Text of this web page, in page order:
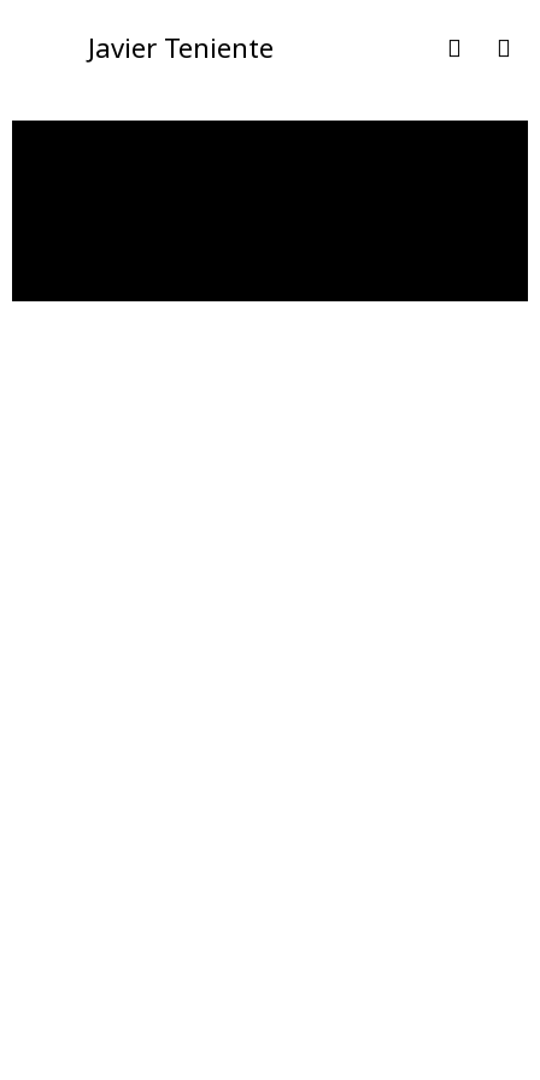
Javier Teniente